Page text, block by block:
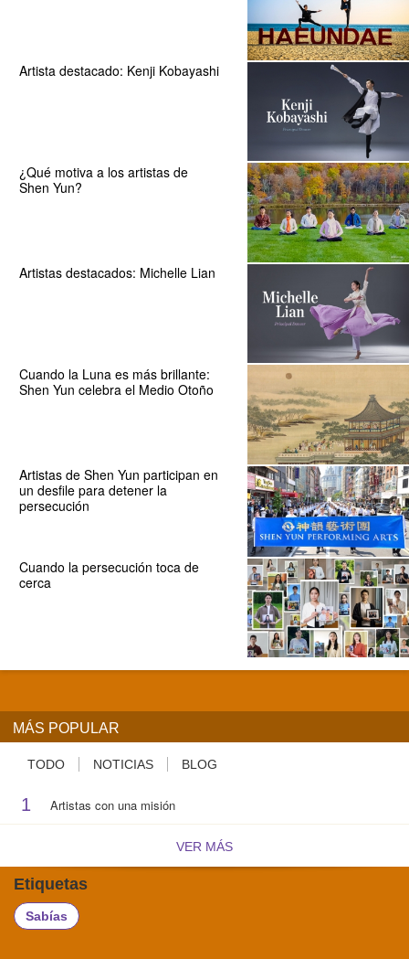
Artista destacado: Kenji Kobayashi
¿Qué motiva a los artistas de
Shen Yun?
Artistas destacados: Michelle Lian
Cuando la Luna es más brillante:
Shen Yun celebra el Medio Otoño
Artistas de Shen Yun participan en
un desfile para detener la
persecución
Cuando la persecución toca de
cerca
MÁS POPULAR
TODO NOTICIAS BLOG
1 Artistas con una misión
VER MÁS
Etiquetas
Sabías